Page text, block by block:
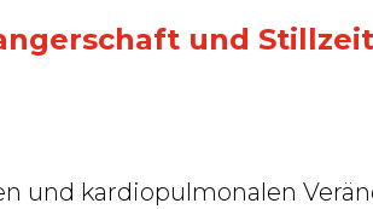
und Stillzeit
und kardiopulmonalen